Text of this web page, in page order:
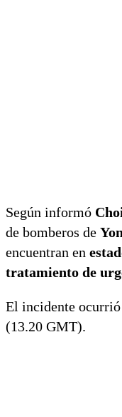
Según informó
de bomberos de
encuentran en
tratamiento de
El incidente ocurrió
(13.20 GMT).